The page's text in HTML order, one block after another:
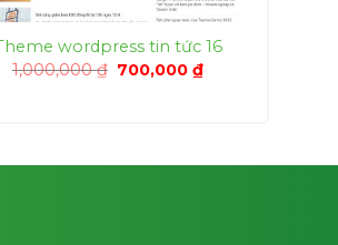
wordpress tin tức 16
1,000,000₫ Giá
700,000₫Giá